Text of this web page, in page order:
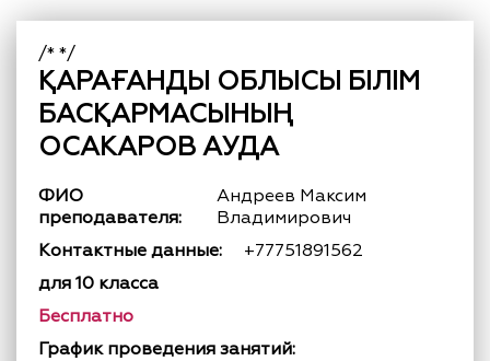
/* */
ҚАРАҒАНДЫ ОБЛЫСЫ БІЛІМ
БАСҚАРМАСЫНЫҢ
ОСАКАРОВ АУДА
ФИО
преподавателя:
Андреев Максим
Владимирович
Контактные данные:
+77751891562
для 10 класса
Бесплатно
График проведения занятий: